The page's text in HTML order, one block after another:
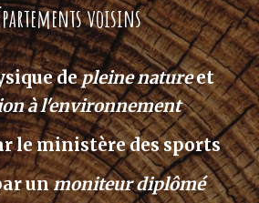
voisins
depleine natureet
à l'environnement
le ministère des sports
unmoniteur diplômé